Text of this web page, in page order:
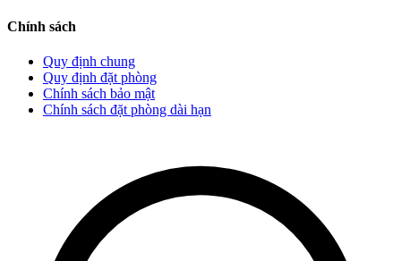
Chính sách
Quy định chung
Quy định đặt phòng
Chính sách bảo mật
Chính sách đặt phòng dài hạn